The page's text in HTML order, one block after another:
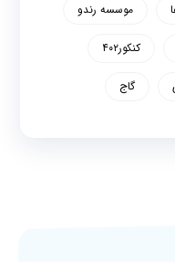
موسسه رندو
کنکور۴۰۲
گاج